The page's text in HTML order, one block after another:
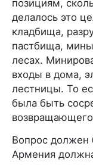
позициям,
делалось это
кладбища,
пастбища,
лесах.
входы в дома,
лестницы. То
была быть
Вопрос должен
Армения